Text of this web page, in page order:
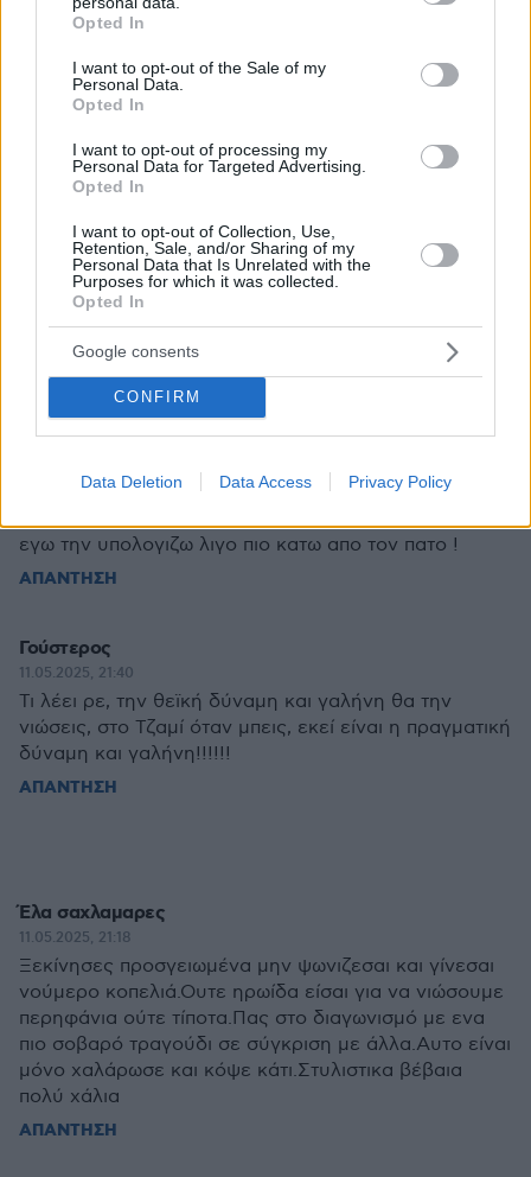
grant or deny consent to Google and its third-party tags to
use your data for below specified purposes in below Google
consent section.
Opted In
I want to opt-out of the Sale of my
Personal Data.
Opted In
I want to opt-out of processing my
Personal Data for Targeted Advertising.
Opted In
I want to opt-out of Collection, Use,
Retention, Sale, and/or Sharing of my
Personal Data that Is Unrelated with the
Purposes for which it was collected.
Opted In
Google consents
CONFIRM
Data Deletion Data Access Privacy Policy
ΠΡΟΣΘΗΚΗ ΣΧΟΛΙΟΥ
12.05.2025, 13:15
Τουρανικός φαινότυπος από τα βάθη της Ασίας,
ΑΠΑΝΤΗΣΗ
Πέτρος
που τις βρίσκουν αυτές, δεν έχουν καμία σοβαρή να
ΑΠΑΝΤΗΣΗ
Παλουκοκάφτρα
εγω την υπολογιζω λιγο πιο κατω απο τον πατο !
ΑΠΑΝΤΗΣΗ
Γούστερος
11.05.2025, 21:40
Τι λέει ρε, την θεϊκή δύναμη και γαλήνη θα την
νιώσεις, στο Τζαμί όταν μπεις, εκεί είναι η πραγματική
δύναμη και γαλήνη!!!!!!
ΑΠΑΝΤΗΣΗ
Έλα σαχλαμαρες
11.05.2025, 21:18
Ξεκίνησες προσγειωμένα μην ψωνιζεσαι και γίνεσαι
νούμερο κοπελιά.Ουτε ηρωίδα είσαι για να νιώσουμε
περηφάνια ούτε τίποτα.Πας στο διαγωνισμό με ενα
πιο σοβαρό τραγούδι σε σύγκριση με άλλα.Αυτο είναι
μόνο χαλάρωσε και κόψε κάτι.Στυλιστικα βέβαια
πολύ χάλια
ΑΠΑΝΤΗΣΗ